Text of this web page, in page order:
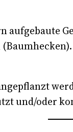
aufgebaute
und/oder